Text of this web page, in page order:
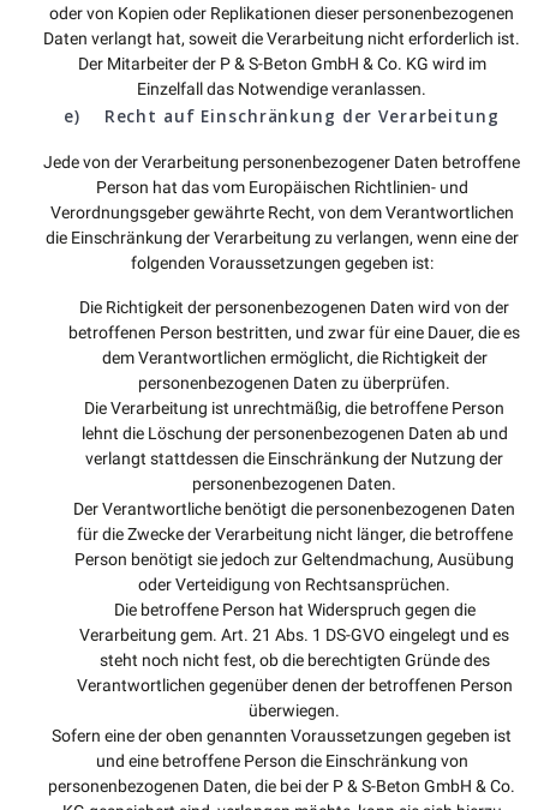
oder von Kopien oder Replikationen dieser personenbezogenen
Daten verlangt hat, soweit die Verarbeitung nicht erforderlich ist.
Der Mitarbeiter der P & S-Beton GmbH & Co. KG wird im
Einzelfall das Notwendige veranlassen.
e) Recht auf Einschränkung der Verarbeitung
Jede von der Verarbeitung personenbezogener Daten betroffene
Person hat das vom Europäischen Richtlinien- und
Verordnungsgeber gewährte Recht, von dem Verantwortlichen
die Einschränkung der Verarbeitung zu verlangen, wenn eine der
folgenden Voraussetzungen gegeben ist:
Die Richtigkeit der personenbezogenen Daten wird von der
betroffenen Person bestritten, und zwar für eine Dauer, die es
dem Verantwortlichen ermöglicht, die Richtigkeit der
personenbezogenen Daten zu überprüfen.
Die Verarbeitung ist unrechtmäßig, die betroffene Person
lehnt die Löschung der personenbezogenen Daten ab und
verlangt stattdessen die Einschränkung der Nutzung der
personenbezogenen Daten.
Der Verantwortliche benötigt die personenbezogenen Daten
für die Zwecke der Verarbeitung nicht länger, die betroffene
Person benötigt sie jedoch zur Geltendmachung, Ausübung
oder Verteidigung von Rechtsansprüchen.
Die betroffene Person hat Widerspruch gegen die
Verarbeitung gem. Art. 21 Abs. 1 DS-GVO eingelegt und es
steht noch nicht fest, ob die berechtigten Gründe des
Verantwortlichen gegenüber denen der betroffenen Person
überwiegen.
Sofern eine der oben genannten Voraussetzungen gegeben ist
und eine betroffene Person die Einschränkung von
personenbezogenen Daten, die bei der P & S-Beton GmbH & Co.